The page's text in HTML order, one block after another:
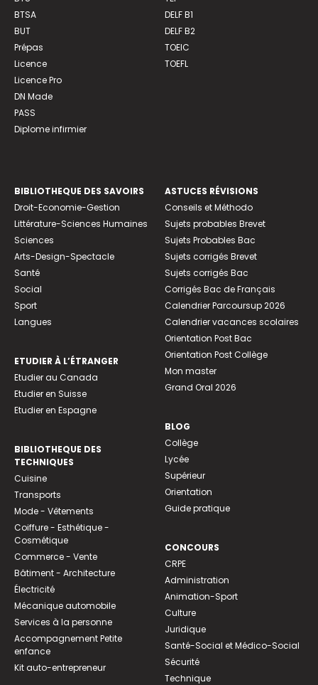
BTSA
BUT
Prépas
Licence
Licence Pro
DN Made
PASS
Diplome infirmier
DELF B1
DELF B2
TOEIC
TOEFL
BIBLIOTHEQUE DES SAVOIRS
Droit-Economie-Gestion
Littérature-Sciences Humaines
Sciences
Arts-Design-Spectacle
Santé
Social
Sport
Langues
ETUDIER À L’ÉTRANGER
Etudier au Canada
Etudier en Suisse
Etudier en Espagne
BIBLIOTHEQUE DES
TECHNIQUES
Cuisine
Transports
Mode - Vêtements
Coiffure - Esthétique -
Cosmétique
Commerce - Vente
Bâtiment - Architecture
Électricité
Mécanique automobile
Services à la personne
Accompagnement Petite
enfance
Kit auto-entrepreneur
ASTUCES RÉVISIONS
Conseils et Méthodo
Sujets probables Brevet
Sujets Probables Bac
Sujets corrigés Brevet
Sujets corrigés Bac
Corrigés Bac de Français
Calendrier Parcoursup 2026
Calendrier vacances scolaires
Orientation Post Bac
Orientation Post Collège
Mon master
Grand Oral 2026
BLOG
Collège
Lycée
Supérieur
Orientation
Guide pratique
CONCOURS
CRPE
Administration
Animation-Sport
Culture
Juridique
Santé-Social et Médico-Social
Sécurité
Technique